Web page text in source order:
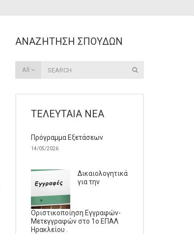
ΑΝΑΖΉΤΗΣΗ ΣΠΟΥΔΏΝ
All
ΤΕΛΕΥΤΑΊΑ ΝΈΑ
Πρόγραμμα Εξετάσεων
14/05/2026
Δικαιολογητικά
για την
Οριστικοποίηση Εγγραφών-
Μετεγγραφών στο 1ο ΕΠΑΛ
Ηρακλείου .